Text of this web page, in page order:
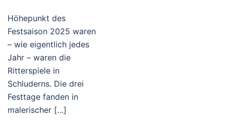
Höhepunkt des
Festsaison 2025 waren
– wie eigentlich jedes
Jahr – waren die
Ritterspiele in
Schluderns. Die drei
Festtage fanden in
malerischer […]